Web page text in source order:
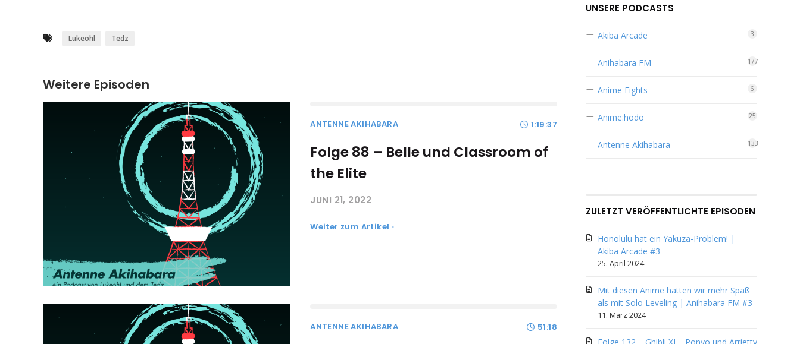
Lukeohl Tedz
Weitere Episoden
ANTENNE AKIHABARA 1:19:37
Folge 88 – Belle und Classroom of
the Elite
JUNI 21, 2022
Weiter zum Artikel ›
ANTENNE AKIHABARA 51:18
UNSERE PODCASTS
Akiba Arcade 3
Anihabara FM 177
Anime Fights 6
Anime:hōdō 25
Antenne Akihabara 133
ZULETZT VERÖFFENTLICHTE EPISODEN
Honolulu hat ein Yakuza-Problem! |
Akiba Arcade #3
25. April 2024
Mit diesen Anime hatten wir mehr Spaß
als mit Solo Leveling | Anihabara FM #3
11. März 2024